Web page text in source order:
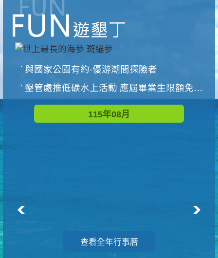
與國家公園有約-優游潮間探險者
墾管處推低碳水上活動 應屆畢業生限額免費參加
115年08月
查看全年行事曆